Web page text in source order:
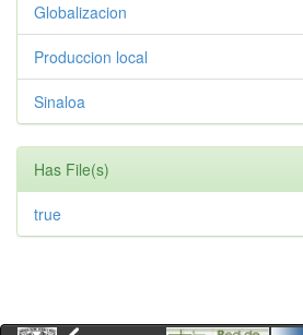
Globalizacion
Produccion local
Sinaloa
Has File(s)
true